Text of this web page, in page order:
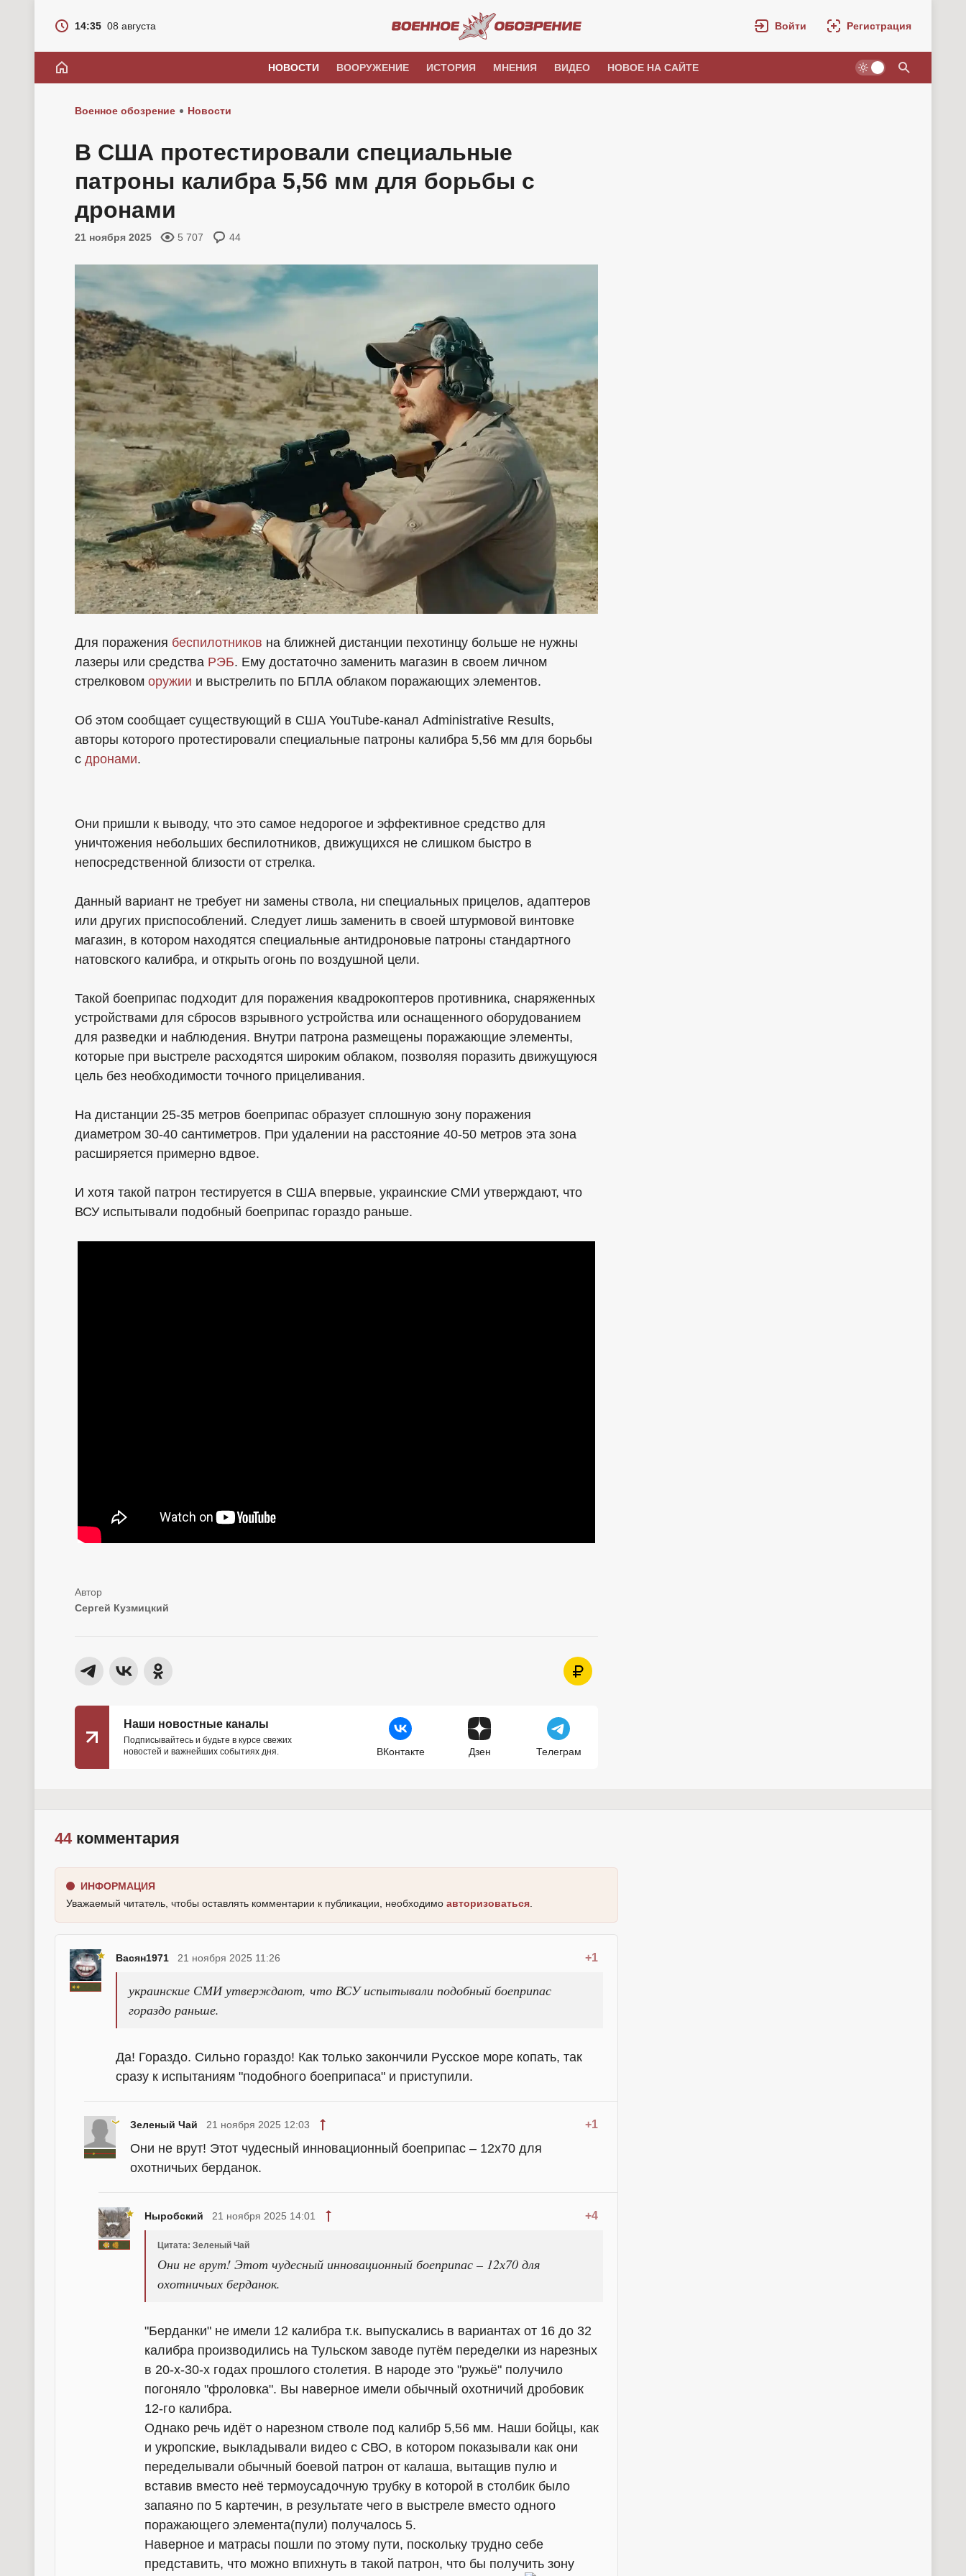
14:35 08 августа Войти Регистрация
НОВОСТИ ВООРУЖЕНИЕ ИСТОРИЯ МНЕНИЯ ВИДЕО НОВОЕ НА САЙТЕ
Военное обозрение Новости
В США протестировали специальные
патроны калибра 5,56 мм для борьбы с
дронами
21 ноября 2025 5 707 44
Для поражения беспилотников на ближней дистанции пехотинцу больше не нужны
лазеры или средства РЭБ. Ему достаточно заменить магазин в своем личном
стрелковом оружии и выстрелить по БПЛА облаком поражающих элементов.
Об этом сообщает существующий в США YouTube-канал Administrative Results,
авторы которого протестировали специальные патроны калибра 5,56 мм для борьбы
с дронами.
Они пришли к выводу, что это самое недорогое и эффективное средство для
уничтожения небольших беспилотников, движущихся не слишком быстро в
непосредственной близости от стрелка.
Данный вариант не требует ни замены ствола, ни специальных прицелов, адаптеров
или других приспособлений. Следует лишь заменить в своей штурмовой винтовке
магазин, в котором находятся специальные антидроновые патроны стандартного
натовского калибра, и открыть огонь по воздушной цели.
Такой боеприпас подходит для поражения квадрокоптеров противника, снаряженных
устройствами для сбросов взрывного устройства или оснащенного оборудованием
для разведки и наблюдения. Внутри патрона размещены поражающие элементы,
которые при выстреле расходятся широким облаком, позволяя поразить движущуюся
цель без необходимости точного прицеливания.
На дистанции 25-35 метров боеприпас образует сплошную зону поражения
диаметром 30-40 сантиметров. При удалении на расстояние 40-50 метров эта зона
расширяется примерно вдвое.
И хотя такой патрон тестируется в США впервые, украинские СМИ утверждают, что
ВСУ испытывали подобный боеприпас гораздо раньше.
Сергей Кузмицкий
Наши новостные каналы
Подписывайтесь и будьте в курсе свежих
новостей и важнейших событиях дня.
ВКонтакте Дзен Телеграм
44комментария
ИНФОРМАЦИЯ
Уважаемый читатель, чтобы оставлять комментарии к публикации, необходимо авторизоваться
Васян1971 +1
21 ноября 2025 11:26
украинские СМИ утверждают, что ВСУ испытывали подобный боеприпас
гораздо раньше.
Да! Гораздо. Сильно гораздо! Как только закончили Русское море копать, так
сразу к испытаниям "подобного боеприпаса" и приступили.
Зеленый Чай +1
21 ноября 2025 12:03
Они не врут! Этот чудесный инновационный боеприпас – 12х70 для
охотничьих берданок.
Ныробский +4
21 ноября 2025 14:01
Цитата: Зеленый Чай
Они не врут! Этот чудесный инновационный боеприпас – 12х70 для
охотничьих берданок.
"Берданки" не имели 12 калибра т.к. выпускались в вариантах от 16 до 32
калибра производились на Тульском заводе путём переделки из нарезных
в 20-х-30-х годах прошлого столетия. В народе это "ружьё" получило
погоняло "фроловка". Вы наверное имели обычный охотничий дробовик
12-го калибра.
Однако речь идёт о нарезном стволе под калибр 5,56 мм. Наши бойцы, как
и укропские, выкладывали видео с СВО, в котором показывали как они
переделывали обычный боевой патрон от калаша, вытащив пулю и
вставив вместо неё термоусадочную трубку в которой в столбик было
запаяно по 5 картечин, в результате чего в выстреле вместо одного
поражающего элемента(пули) получалось 5.
Наверное и матрасы пошли по этому пути, поскольку трудно себе
представить, что можно впихнуть в такой патрон, что бы получить зону